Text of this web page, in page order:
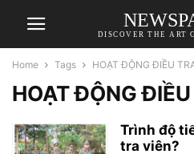
DISCOVER THE ART
Home Tags HOẠT ĐỘNG ĐIỀU
HOẠT ĐỘNG
Trình độ
tra viên?